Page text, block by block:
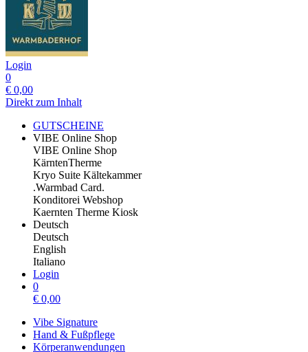
Login
0
€ 0,00
Direkt zum Inhalt
GUTSCHEINE
VIBE Online Shop
VIBE Online Shop
KärntenTherme
Kryo Suite Kältekammer
.Warmbad Card.
Konditorei Webshop
Kaernten Therme Kiosk
Deutsch
Deutsch
English
Italiano
Login
0
€ 0,00
Vibe Signature
Hand & Fußpflege
Körperanwendungen